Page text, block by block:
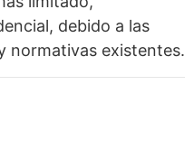
debido a las
normativas existentes.